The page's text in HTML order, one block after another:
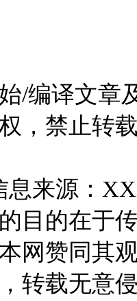
/编译文章
，禁止转
来源：
目的在于
网赞同其
转载无意